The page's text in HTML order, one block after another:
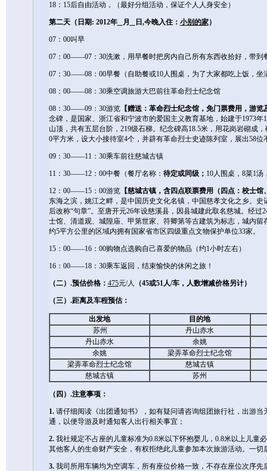
18：15后自由活动，（最好分组活动，保证个人人身安全）
第二天（日期: 2012年 月 日,今晚入住： 小别的家）
07：00叫早
07：00――07：30洗漱，用早餐时把房内自己所有东西收拾好，带到
07：30――08：00早餐（自助餐或10人围桌，为了大家都吃上饭，坐
08：00――08：30乘空调旅游大巴前往革命烈士纪念馆
08：30――09：30游览【赠送：革命烈士纪念馆，免门票费用，游览
念碑，是国家、浙江省和宁波市的爱国主义教育基地，始建于1973
山顶，共有五层台阶，219级石梯。纪念碑高18.5米，用花岗岩砌成
0平方米，设大小接待室4个，并辟有革命烈士史迹陈列室，展出58
09：30――11：30乘车前往慈城古镇
11：30――12：00中餐（餐厅名称： 待定或同级； 10人围桌，8菜1
12：00――15：00游览【慈城古镇，含四点联票费用 （四点： 校士馆
东海之滨，姚江之畔，是中国历史文化名镇，中国慈孝文化之乡。
后改称“句章”。至唐开元26年设慈溪县，因县城建此取名慈城。经
士馆、清道观、城隍庙、甲第世家、符卿第等古建筑为标志，城内
约5平方公里的区域内拥有国家省市区四级重点文物保护单位33家。
15：00――16：00购物点选购自己喜爱的物品（约1小时左右）
16：00――18：30乘车返回，结束愉快的休闲之旅！
（二）.预估价格： 475元/人 （45或51人/车，人数增减价格另计）
（三） .距离及车程预估：
出发地 目的地
苏州
丹山赤水
丹山赤水
余姚
余姚
梁弄革命烈士纪念馆
梁弄革命烈士纪念馆
慈城古镇
慈城古镇
苏州
（四）.注意事项：
1. 请仔细阅读《出团通知书》，如有疑问请咨询组团旅行社，出游
通，以便导游及时通知客人出行相关事宜；
2. 我社规定不占座的儿童标准为0.8米以下怀抱婴儿，0.8米以上儿
其他客人的生命财产安全，有权拒绝此儿童参加本次旅游活动。一
3. 我司所用车辆均为空调车，所有座位价格一致，不存在座位次序